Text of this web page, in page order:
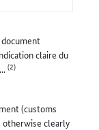
claire du
(2)
(customs
otherwise clearly